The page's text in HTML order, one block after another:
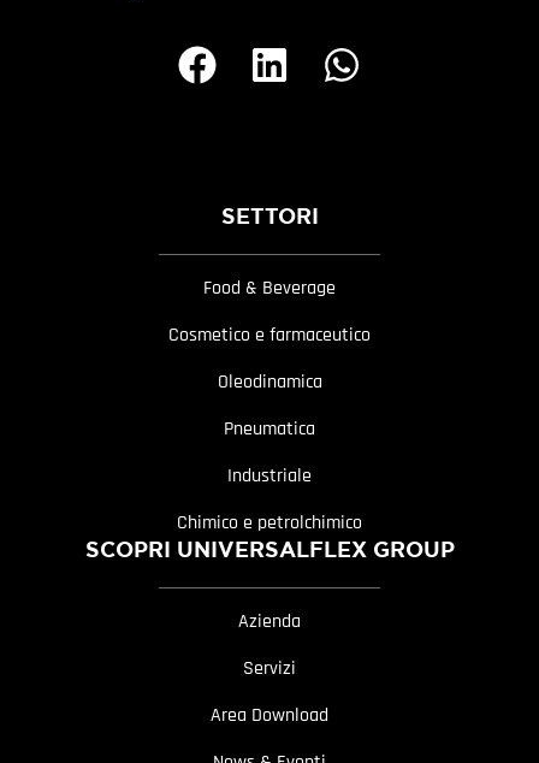
SETTORI
Food & Beverage
Cosmetico e farmaceutico
Oleodinamica
Pneumatica
Industriale
Chimico e petrolchimico
SCOPRI UNIVERSALFLEX GROUP
Azienda
Servizi
Area Download